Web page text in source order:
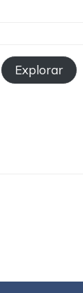
Explorar